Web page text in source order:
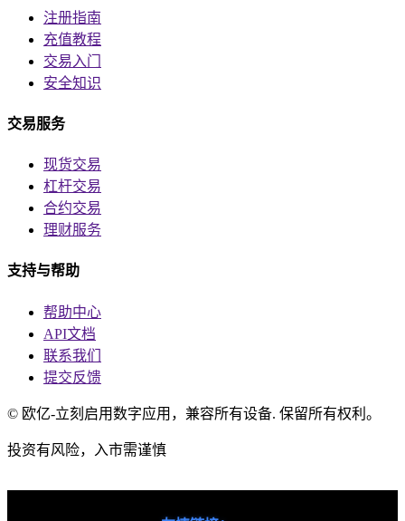
注册指南
充值教程
交易入门
安全知识
交易服务
现货交易
杠杆交易
合约交易
理财服务
支持与帮助
帮助中心
API文档
联系我们
提交反馈
© 欧亿-立刻启用数字应用，兼容所有设备. 保留所有权利。
投资有风险，入市需谨慎